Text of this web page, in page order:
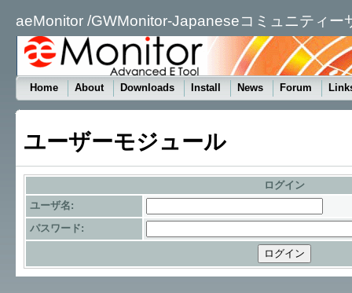
aeMonitor /GWMonitor-Japaneseコミュニティー
Home About Downloads Install News Forum
ユーザーモジュール
ログイン
ユーザ名:
パスワード: